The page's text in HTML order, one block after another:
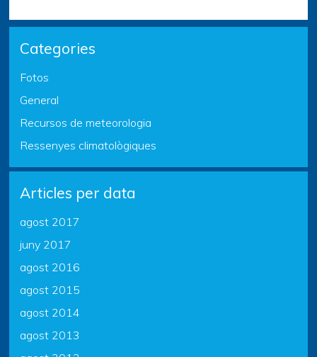
Categories
Fotos
General
Recursos de meteorologia
Ressenyes climatològiques
Articles per data
agost 2017
juny 2017
agost 2016
agost 2015
agost 2014
agost 2013